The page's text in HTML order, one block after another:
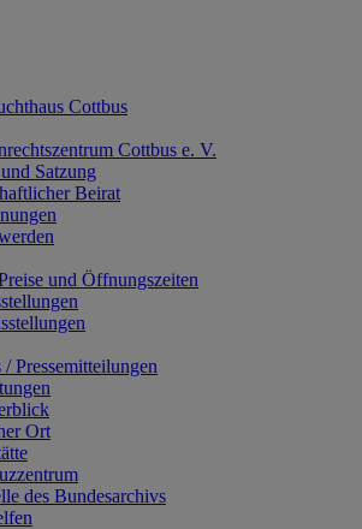
Cottbus
Cottbus e. V.
Satzung
Beirat
und Öffnungszeiten
Pressemitteilungen
Ort
des Bundesarchivs